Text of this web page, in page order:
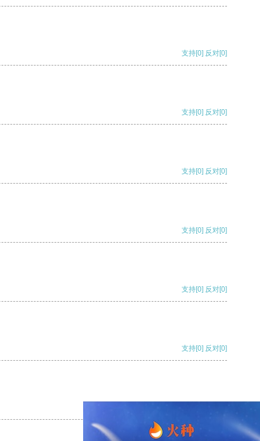
支持[0] 反对[0]
支持[0] 反对[0]
支持[0] 反对[0]
支持[0] 反对[0]
支持[0] 反对[0]
支持[0] 反对[0]